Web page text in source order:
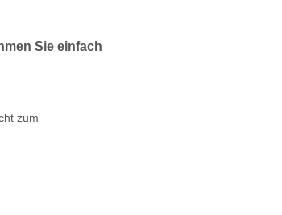
Sie einfach
zum